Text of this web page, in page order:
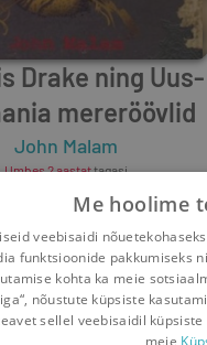
Drake ning Uus-
mereröövlid
John Malam
Umbes 2 aastattagasi
Me hoolime
veebisaidi
funktsioonide pakkumiseks
kohta ka meie
nõustute küpsiste
sellel veebisaidil
meie